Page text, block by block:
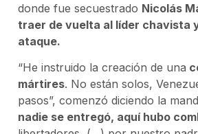
donde fue secuestrado Nicolás
traer de vuelta al líder chavista
ataque.
“He instruido la creación de una
mártires. No están solos,
pasos”, comenzó diciendo la
nadie se entregó, aquí hubo